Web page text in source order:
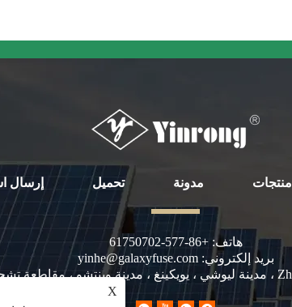
منتجات مدونة تحميل إرسال
هاتف:+86-577-61750702
بريد إلكتروني:yinhe@galaxyfuse.com
X